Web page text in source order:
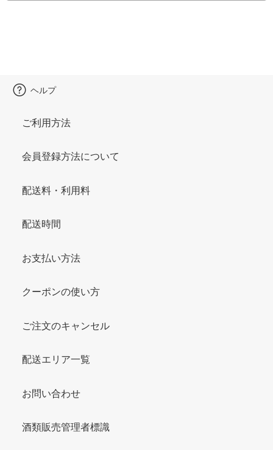
ヘルプ
ご利用方法
会員登録方法について
配送料・利用料
配送時間
お支払い方法
クーポンの使い方
ご注文のキャンセル
配送エリア一覧
お問い合わせ
酒類販売管理者標識